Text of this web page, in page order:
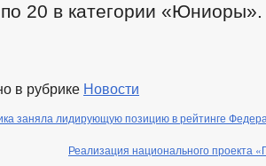
по 20 в категории «Юниоры».
в рубрике Новости
заняла лидирующую позицию в рейтинге
Реализация национального проекта